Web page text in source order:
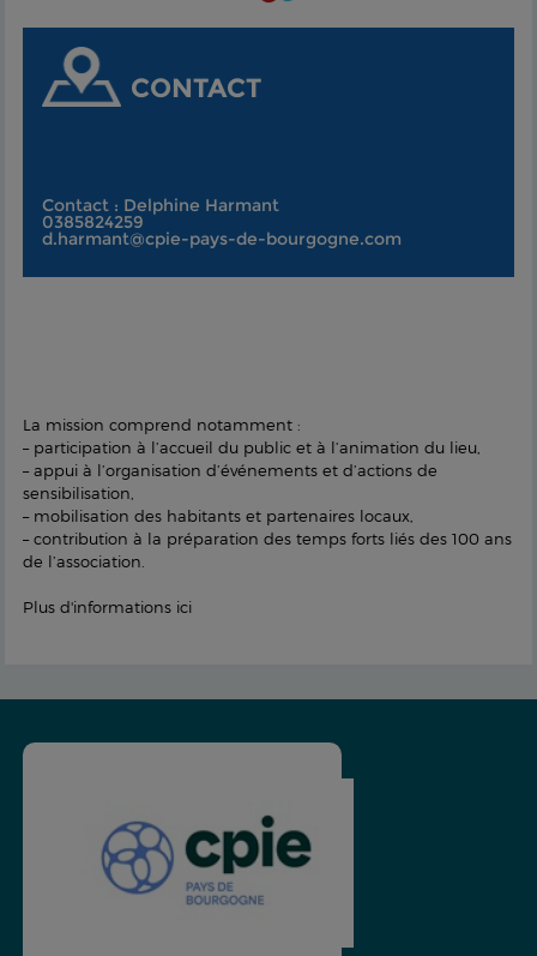
CONTACT
Contact : Delphine Harmant
0385824259
d.harmant@cpie-pays-de-bourgogne.com
La mission comprend notamment :
– participation à l’accueil du public et à l’animation du lieu,
– appui à l’organisation d’événements et d’actions de
sensibilisation,
– mobilisation des habitants et partenaires locaux,
– contribution à la préparation des temps forts liés des 100 ans
de l’association.
Plus d'informations ici